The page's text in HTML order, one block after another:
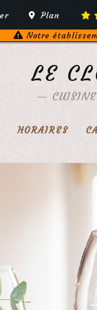
Plan
Notre
LE
—
HORAIRES